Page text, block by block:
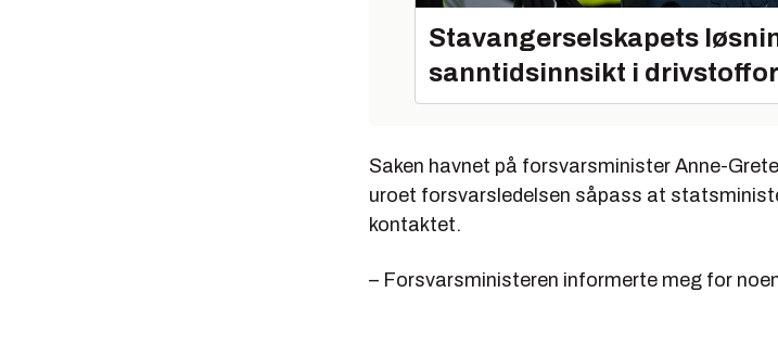
Stavangerselskapets
sanntidsinnsikt i
Saken havnet på forsvarsminister Anne-
uroet forsvarsledelsen såpass at
kontaktet.
– Forsvarsministeren informerte meg for